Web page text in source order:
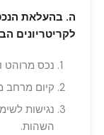
ה. בהעלאת
לקריטריונים
נכס מרוהט
קיום מרחב
נגישות
השהות.